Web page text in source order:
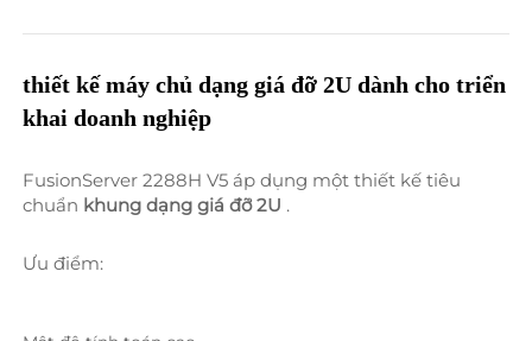
thiết kế máy chủ dạng giá đỡ 2U dành cho triển
khai doanh nghiệp
FusionServer 2288H V5 áp dụng một thiết kế tiêu
chuẩn khung dạng giá đỡ 2U .
Ưu điểm: